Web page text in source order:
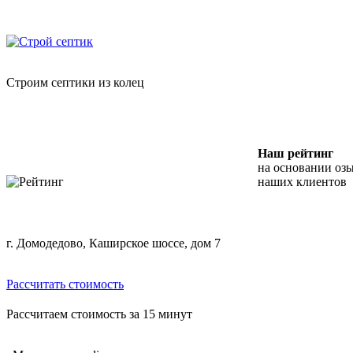
content
Строим септики из колец
Наш рейтинг
на основании
наших клиентов
г. Домодедово, Каширское шоссе, дом 7
Рассчитать стоимость
Рассчитаем стоимость за 15 минут